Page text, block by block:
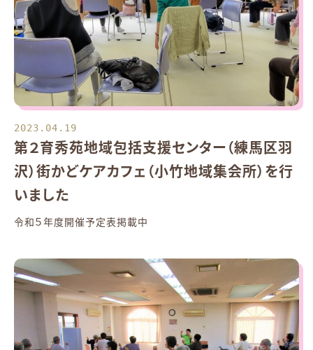
2023.04.19
第２育秀苑地域包括支援センター（練馬区羽
沢）街かどケアカフェ（小竹地域集会所）を行
いました
令和５年度開催予定表掲載中